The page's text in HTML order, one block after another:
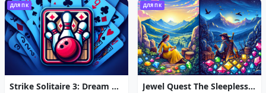
ДЛЯ ПК
Strike Solitaire 3: Dream Resort
ДЛЯ ПК
Jewel Quest The Sleepless Star